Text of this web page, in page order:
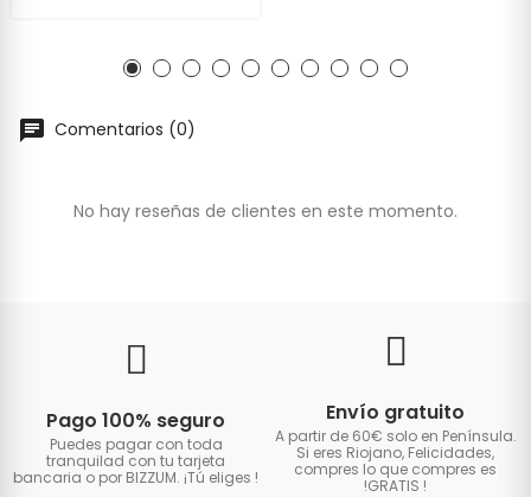
Comentarios (0)
No hay reseñas de clientes en este momento.
Pago 100% seguro
Puedes pagar con toda
tranquilad con tu tarjeta
bancaria o por BIZZUM. ¡Tú eliges !
Envío gratuito
A partir de 60€ solo en Península.
Si eres Riojano, Felicidades,
compres lo que compres es
!GRATIS !